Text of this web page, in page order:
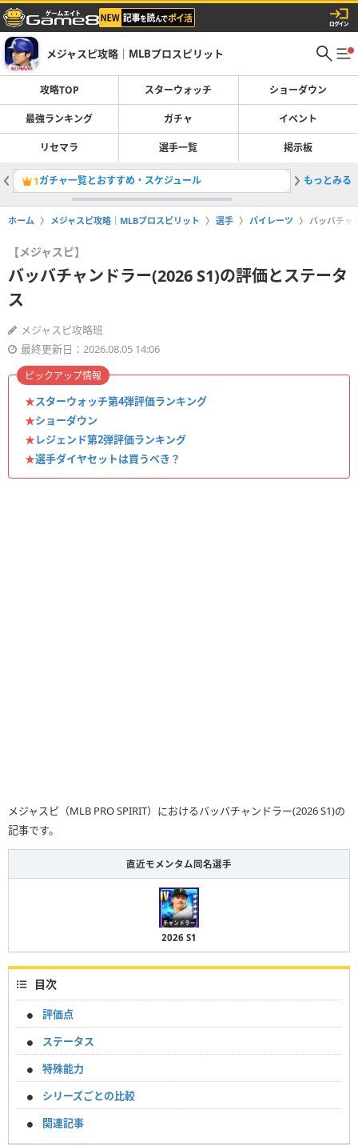
メジャスピ攻略｜MLBプロスピリット
攻略TOP スターウォッチ ショーダウン
最強ランキング ガチャ イベント
リセマラ 選手一覧 掲示板
1ガチャ一覧とおすすめ・スケジュール 2クリス
もっとみる
ホーム メジャスピ攻略｜MLBプロスピリット 選手 パイレーツ バッバチャ
【メジャスピ】
バッバチャンドラー(2026 S1)の評価とステータ
ス
メジャスピ攻略班
最終更新日：2026.08.05 14:06
★スターウォッチ第4弾評価ランキング
★ショーダウン
★レジェンド第2弾評価ランキング
★選手ダイヤセットは買うべき？
ピックアップ情報
メジャスピ（MLB PRO SPIRIT）におけるバッバチャンドラー(2026 S1)の
記事です。
直近モメンタム同名選手
2026 S1
目次
評価点
ステータス
特殊能力
シリーズごとの比較
関連記事